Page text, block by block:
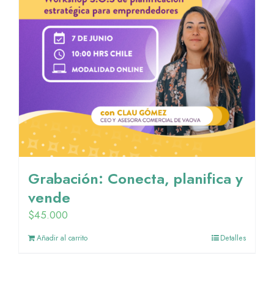
Grabación: Conecta, planifica y
vende
$45.000
Añadir al carrito Detalles